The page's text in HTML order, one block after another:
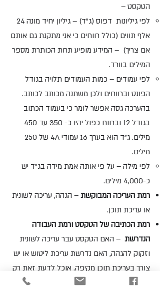
הטקסט –
לפי גיליונות דפוס (
ג"ד) – גיליון יחיד מונה 24
אלף תווים (כולל רווחים כי אני מתקנת גם אותם
אם צריך) – המידע מופיע תחת הכותרת מספר
המילים בוורד.
לפי עמודים – כמות העמודים תלויה בגודל
הפונט וברווחים ולכן משתנה מכותב לכותב.
בהערכה גסה אפשר לומר כי בעמוד הכתוב
בגודל 12 וברווח כפול יהיו כ- 350 עד 450
מילים. ג"ד הוא בערך 16 עמודי 4A של 250
מילים.
לפי מילה – על פי אותה אמת מידה בג"ד יש
כ-4,000 מילים.
רמת העריכה המבוקשת – הגהה, עריכה לשונית
או עריכת תוכן.
רמת הכתיבה של הטקסט ורמת העבודה
הנדרשת – האם הטקסט עבר עריכה לשונית
וזקוק להגהה, האם נדרשת עריכת ליטוש או יש
צורך בעריכת תוכן מקיפה. אוכל לדעת זאת רק
לאחר שאראה את הטקסט, אז אשלח לכם